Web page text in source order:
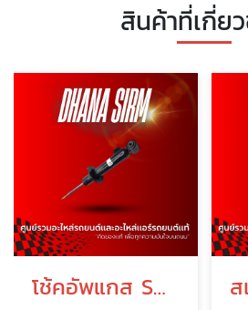
สินค้าที่เกี่ย
โช้คอัพแกส SHOWA